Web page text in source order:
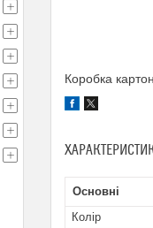
Коробка
Основні
Колір